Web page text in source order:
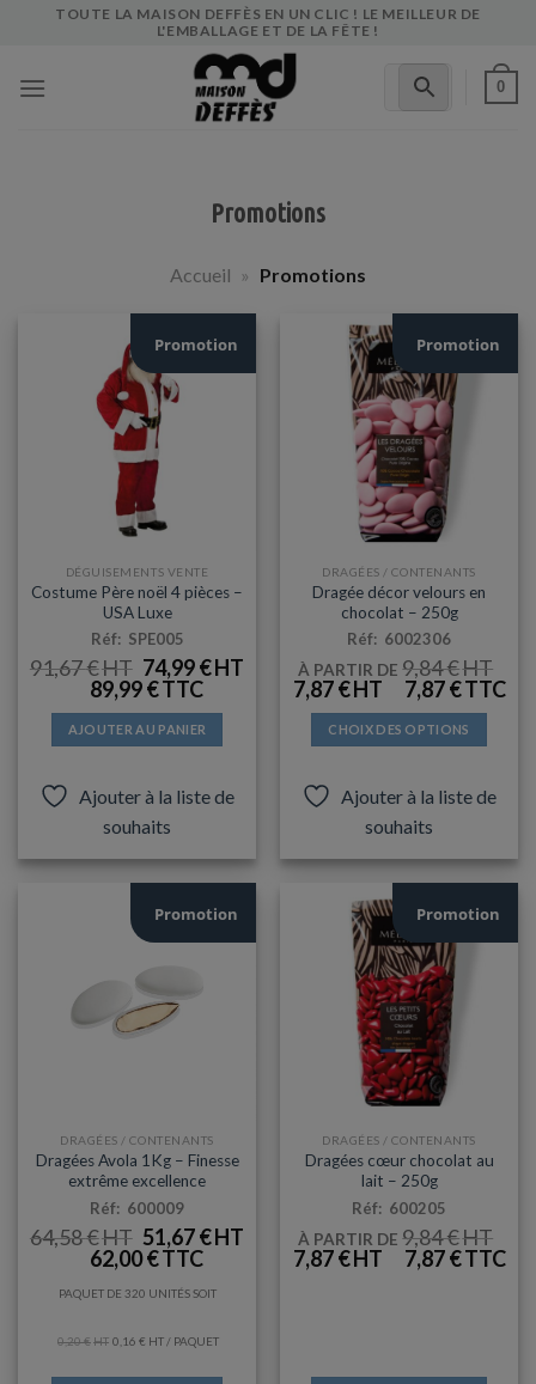
TOUTE LA MAISON DEFFÈS EN UN CLIC ! LE MEILLEUR DE
L'EMBALLAGE ET DE LA FÊTE !
0
Promotions
Accueil » Promotions
Promotion
DÉGUISEMENTS VENTE
Costume Père noël 4 pièces –
USA Luxe
Réf: SPE005
91,67€
LE
PRIX
INITIAL
ÉTAIT :
91,67 €.
74,99€
ACTUEL
89,99€
AJOUTER AU PANIER
Ajouter à la liste de
souhaits
Promotion
DRAGÉES / CONTENANTS
Dragée décor velours en
chocolat – 250g
Réf: 6002306
À PARTIR DE9,84€
LE
PRIX
INITIAL
ÉTAIT :
9,84 €.
7,87€
LE
PRIX
ACTUEL
EST :
7,87 €.
7,87€
CHOIX DES OPTIONS
a
plusieurs
variations.
Les
options
peuvent
être
choisies
sur
la
page
du
produit
Ajouter à la liste de
souhaits
Promotion
DRAGÉES / CONTENANTS
Dragées Avola 1Kg – Finesse
extrême excellence
Réf: 600009
64,58€
LE
PRIX
INITIAL
64,58 €.
51,67€
ACTUEL
62,00€
PAQUET DE 320 UNITÉS SOIT
0,20€ 0,16 € / PAQUET
Promotion
DRAGÉES / CONTENANTS
Dragées cœur chocolat au
lait – 250g
Réf: 600205
À PARTIR DE9,84€
LE
PRIX
7,87€
LE
PRIX7,87€